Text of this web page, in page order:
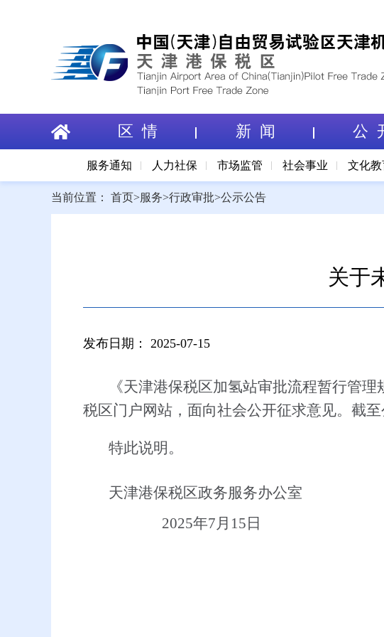
区 情 新 闻 公
服务通知 人力社保 市场监管 社会事业 文化教
当前位置： 首页>服务>行政审批>公示公告
关于
发布日期： 2025-07-15
《天津港保税区加氢站审批流程暂行管
税区门户网站，面向社会公开征求意见。截
特此说明。
天津港保税区政务服务办公室
2025年7月15日